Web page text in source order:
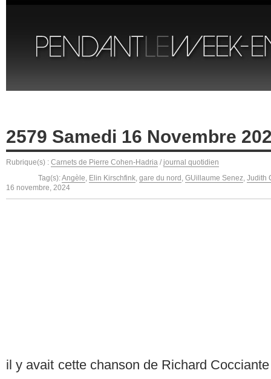
2579 Samedi 16 Novembre
Rubrique(s) : Carnets de Pierre Cohen-Hadria / journal quotidien
Tag(s):Angèle, Elin Kirschfink, gare du nord , GUillaume Senez, Judith
16 novembre, 2024
il y avait cette chanson de Richard